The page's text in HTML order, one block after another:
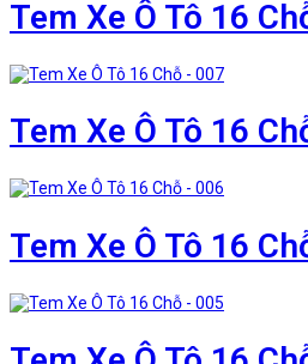
Tem Xe Ô Tô 16
Tem Xe Ô Tô 16
Tem Xe Ô Tô 16